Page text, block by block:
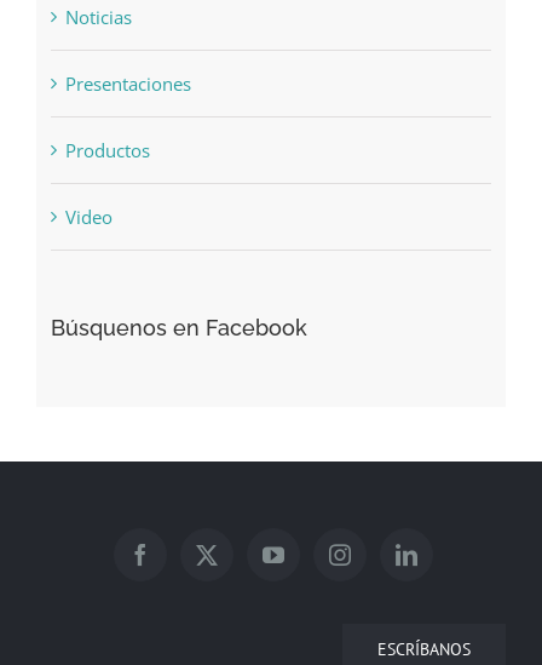
Noticias
Presentaciones
Productos
Video
Búsquenos en Facebook
ESCRÍBANOS